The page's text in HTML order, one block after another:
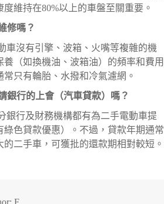
維持在80%以上的車盤至關重要。
修嗎？
車沒有引擎、波箱、火嘴等複雜的機
（如換機油、波箱油）的頻率和費用
只有輪胎、水撥和冷氣濾網。
銀行的上會（汽車貸款）嗎？
銀行及財務機構都有為二手電動車提
色貸款優惠）。不過，貸款年期通常
二手車，可獲批的還款期相對較短。